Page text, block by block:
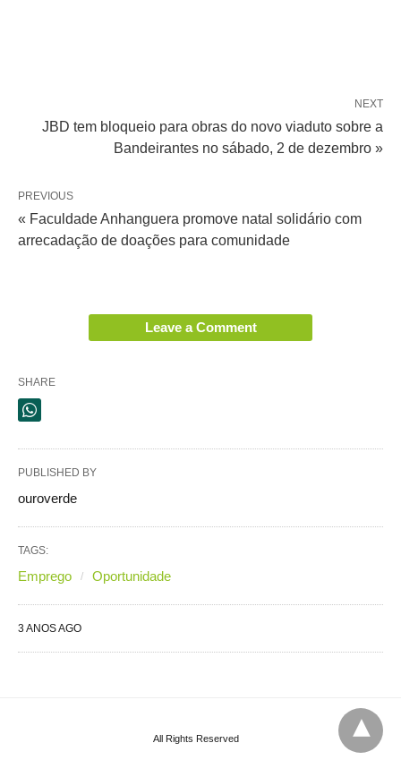
NEXT
JBD tem bloqueio para obras do novo viaduto sobre a
Bandeirantes no sábado, 2 de dezembro »
PREVIOUS
« Faculdade Anhanguera promove natal solidário com
arrecadação de doações para comunidade
Leave a Comment
SHARE
PUBLISHED BY
ouroverde
TAGS:
Emprego Oportunidade
3 ANOS AGO
All Rights Reserved